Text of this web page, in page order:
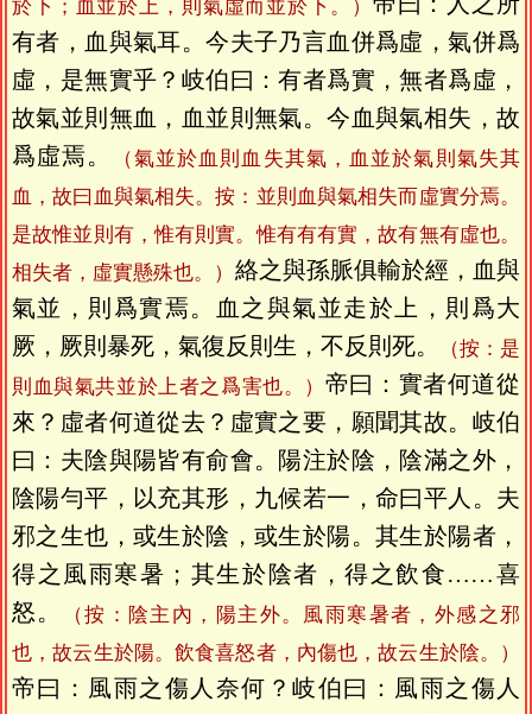
於下；血並於上，則氣虛而並於下。）
有者，血與氣耳。今夫子乃言血併爲虛，氣併爲
虛，是無實乎？岐伯曰：有者爲實，無者爲虛，
故氣並則無血，血並則無氣。今血與氣相失，故
爲虛焉。
（氣並於血則血失其氣，血並於氣則氣失其
血，故曰血與氣相失。按：並則血與氣相失而虛實分焉。
是故惟並則有，惟有則實。惟有有有實，故有無有虛也。
相失者，虛實懸殊也。） 絡之與孫脈俱輸於經，血與
氣並，則爲實焉。血之與氣並走於上，則爲大
厥，厥則暴死，氣復反則生，不反則死。
（按：是
則血與氣共並於上者之爲害也。） 帝曰：實者何道從
來？虛者何道從去？虛實之要，願聞其故。岐伯
曰：夫陰與陽皆有俞會。陽注於陰，陰滿之外，
陰陽勻平，以充其形，九候若一，命曰平人。夫
邪之生也，或生於陰，或生於陽。其生於陽者，
得之風雨寒暑；其生於陰者，得之飲食……喜
怒。
（按：陰主內，陽主外。風雨寒暑者，外感之邪
也，故云生於陽。飲食喜怒者，內傷也，故云生於陰。）
帝曰：風雨之傷人奈何？岐伯曰：風雨之傷人